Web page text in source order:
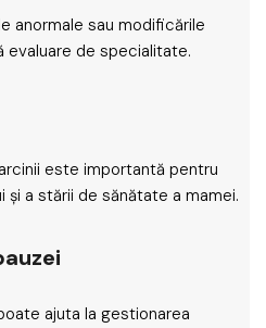
anormale sau modificările
evaluare de specialitate.
este importantă pentru
și a stării de sănătate a mamei.
ajuta la gestionarea